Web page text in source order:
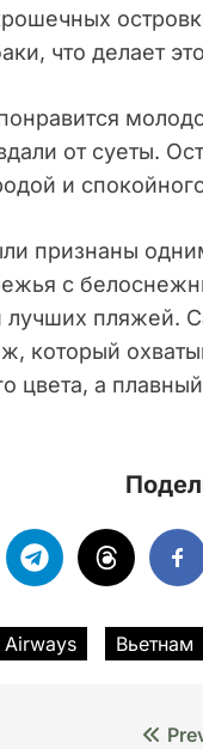
что делает
от суеты.
и
признаны
с
пляжей.
который
цвета, а
Airways Вьетнам